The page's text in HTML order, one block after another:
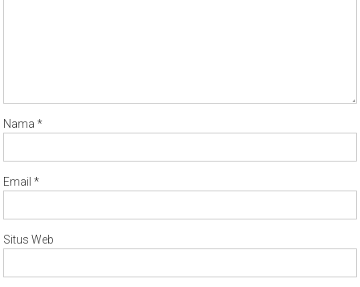
Nama*
Email*
Situs Web